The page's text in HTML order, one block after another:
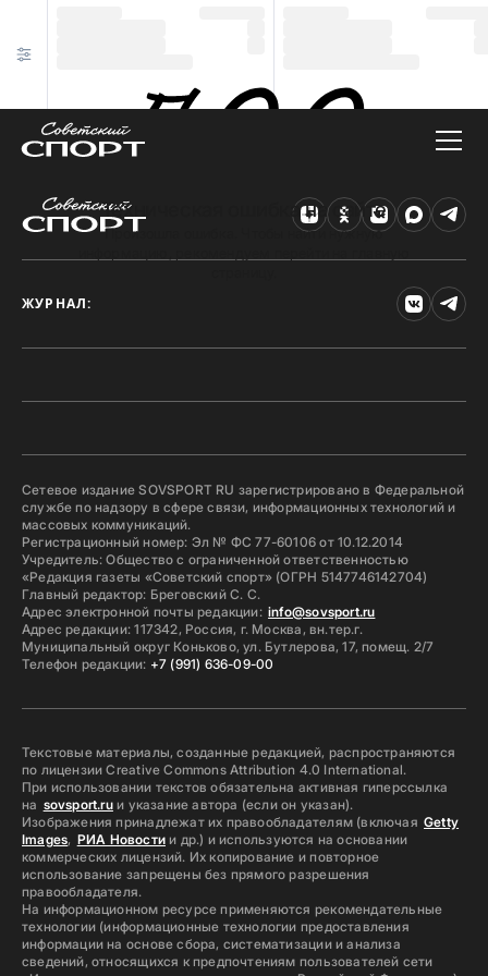
Техническая ошибка на сайте
Произошла ошибка. Чтобы найти нужную
ЖУРНАЛ:
Сетевое издание SOVSPORT RU зарегистрировано в Федеральной
службе по надзору в сфере связи, информационных технологий и
массовых коммуникаций.
Регистрационный номер: Эл № ФС 77-60106 от 10.12.2014
Учредитель: Общество с ограниченной ответственностью
«Редакция газеты «Советский спорт» (ОГРН 5147746142704)
Главный редактор: Бреговский С. С.
Адрес электронной почты редакции: info@sovsport.ru
Адрес редакции: 117342, Россия, г. Москва, вн.тер.г.
Муниципальный округ Коньково, ул. Бутлерова, 17, помещ. 2/7
Телефон редакции: +7 (991) 636-09-00
Текстовые материалы, созданные редакцией, распространяются
по лицензии Creative Commons Attribution 4.0 International.
При использовании текстов обязательна активная гиперссылка
на sovsport.ruи указание автора (если он указан).
Изображения принадлежат их правообладателям (включая Getty
Images, РИА Новостии др.) и используются на основании
коммерческих лицензий. Их копирование и повторное
использование запрещены без прямого разрешения
правообладателя.
На информационном ресурсе применяются рекомендательные
технологии (информационные технологии предоставления
информации на основе сбора, систематизации и анализа
сведений, относящихся к предпочтениям пользователей сети